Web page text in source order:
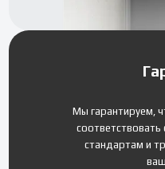
Мы гарантируем,
соответствовать
стандартам и